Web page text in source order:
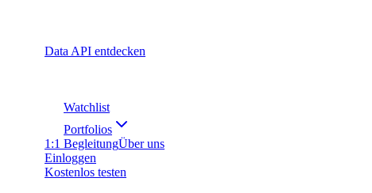
Data API entdecken
Watchlist
Portfolios
1:1 BegleitungÜber uns
Einloggen
Kostenlos testen